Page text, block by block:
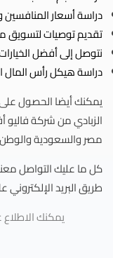
دراسة أسعار المنافسين
تقديم توصيات لتسويق
نتوصل إلى أفضل
دراسة هيكل رأس المال
يمكنك أيضا الحصول
الزبادي من شركة
مصر والسعودية
كل ما عليك التواصل
طريق البريد الإلكتروني
يمكنك